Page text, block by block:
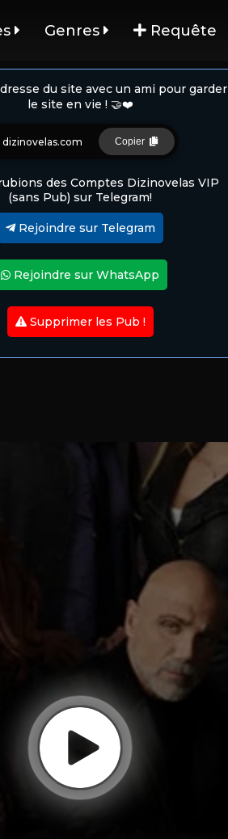
Genres Requête
du site avec un ami pour garder
le site en vie ! 🤝❤️
dizinovelas.com Copier
des Comptes Dizinovelas VIP
(sans Pub) sur Telegram!
Rejoindre sur Telegram
Rejoindre sur WhatsApp
Supprimer les Pub !